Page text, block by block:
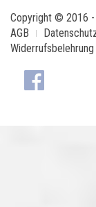
Copyright © 2016
AGB
Widerrufsbelehrung